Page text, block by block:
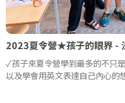
2023夏令營★孩子的眼界 -
✓孩子來夏令營學到最多的不只
以及學會用英文表達自己內心的